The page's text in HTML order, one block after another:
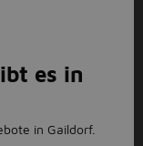
es in
in Gaildorf.